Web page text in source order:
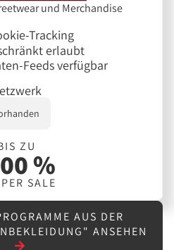
und Merchandise
Tracking
erlaubt
Feeds verfügbar
ZU
%
SALE
AUS DER
ANSEHEN